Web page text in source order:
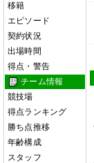
移籍
エピソード
契約状況
出場時間
得点・警告
チーム情報
競技場
得点ランキング
勝ち点推移
年齢構成
スタッフ